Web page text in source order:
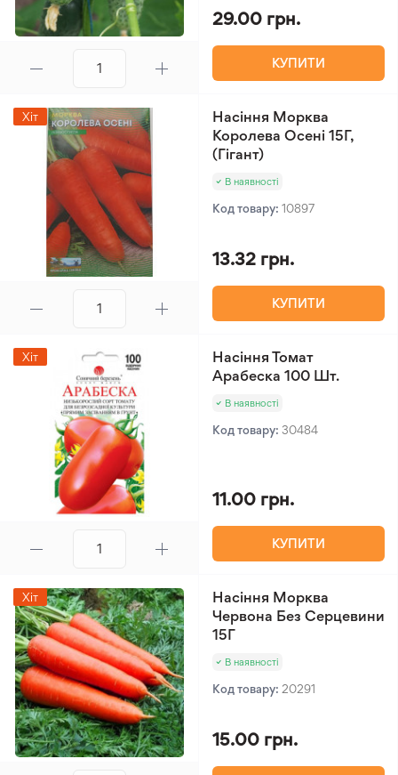
29.00 грн.
КУПИТИ
Хіт
Насіння Морква
Королева Осені 15Г,
(Гігант)
В наявності
Код товару: 10897
13.32 грн.
КУПИТИ
Хіт
Насіння Томат
Арабеска 100 Шт.
В наявності
Код товару: 30484
11.00 грн.
КУПИТИ
Хіт
Насіння Морква
Червона Без Серцевини
15Г
В наявності
Код товару: 20291
15.00 грн.